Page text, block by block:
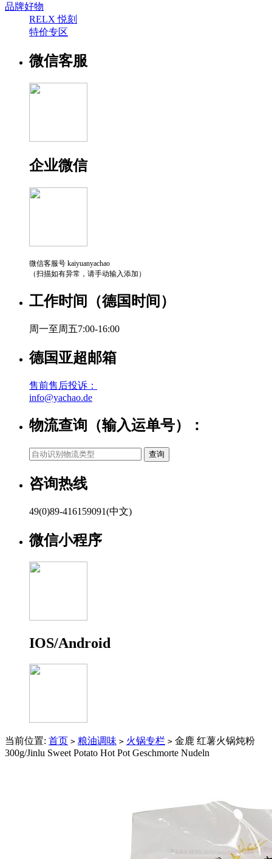
品牌好物
RELX 悦刻
特价专区
微信客服
企业微信
微信客服号 kaiyuanyachao
（扫描如有异常，请手动输入添加）
工作时间（德国时间）
周一至周五7:00-16:00
德国亚超邮箱
售前售后投诉：
info@yachao.de
物流查询（输入运单号）：
咨询热线
49(0)89-416159091(中文)
微信小程序
IOS/Android
当前位置: 首页 > 粮油调味 > 火锅专栏 > 金鹿 红薯火锅炖粉
300g/Jinlu Sweet Potato Hot Pot Geschmorte Nudeln